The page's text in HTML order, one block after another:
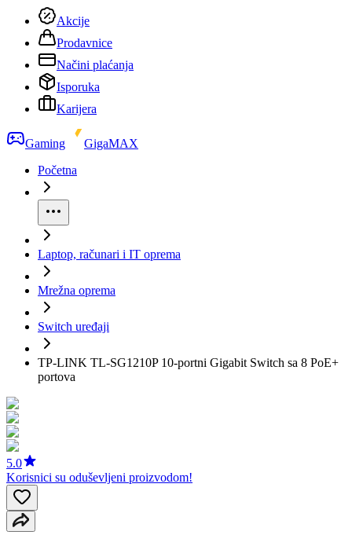
Akcije
Prodavnice
Načini plaćanja
Isporuka
Karijera
Gaming
GigaMAX
Početna
Laptop, računari i IT oprema
Mrežna oprema
Switch uređaji
TP-LINK TL-SG1210P 10-portni Gigabit Switch sa 8 PoE+
portova
5.0
Korisnici su oduševljeni proizvodom!